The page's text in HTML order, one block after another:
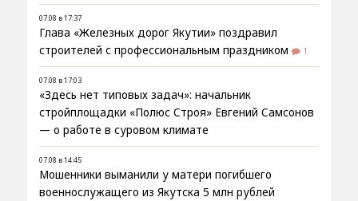
07.08 в 17:37
Глава «Железных дорог Якутии» поздравил
строителей с профессиональным праздником
1
07.08 в 17:03
«Здесь нет типовых задач»: начальник
стройплощадки «Полюс Строя» Евгений Самсонов
— о работе в суровом климате
07.08 в 14:45
Мошенники выманили у матери погибшего
военнослужащего из Якутска 5 млн рублей